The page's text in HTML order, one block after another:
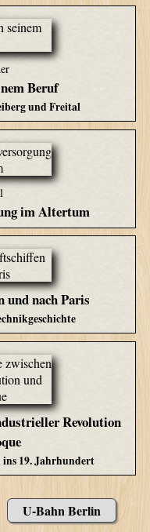
Beruf
und Freital
im Altertum
nach Paris
Revolution
ins 19. Jahrhundert
U-Bahn Berlin